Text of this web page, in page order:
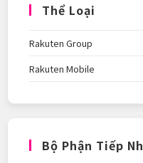
Thể Loại
Rakuten Group
Rakuten Mobile
Bộ Phận Tiếp